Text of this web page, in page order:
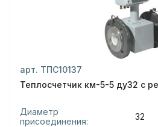
арт. ТПС10137
Теплосчетчик км-5-5 ду32 с
Диаметр
присоединения:
32